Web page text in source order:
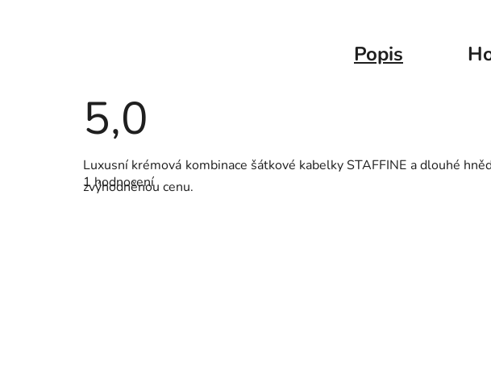
Popis
5,0
Průměrné
hodnocení
produktu
1 hodnocení
Luxusní krémová kombinace šátkové kabelky STAFFINE a dlouhé
zvýhodněnou cenu.